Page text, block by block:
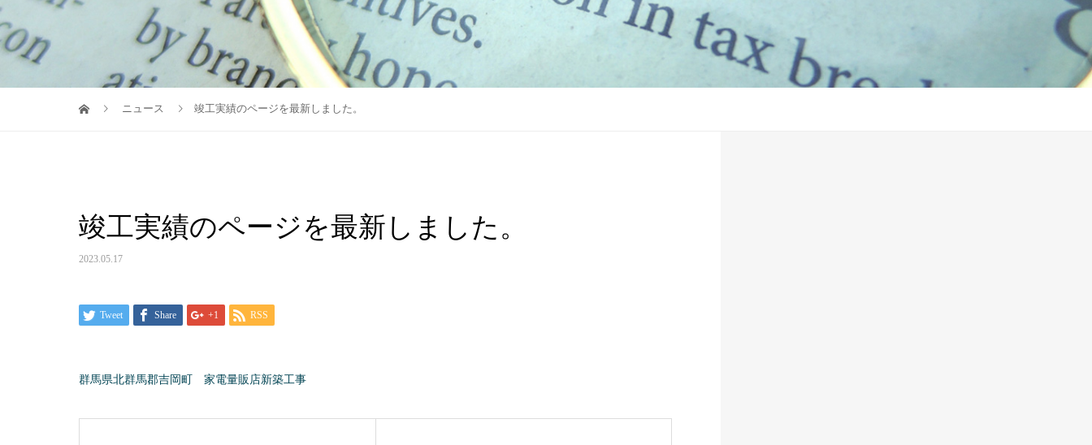
ニュース 竣工実績のページを最新しました。
竣工実績のページを最新しました。
2023.05.17
Tweet Share +1 RSS
群馬県北群馬郡吉岡町 家電量販店新築工事